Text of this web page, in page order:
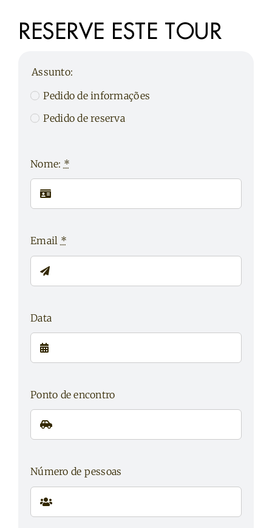
RESERVE ESTE TOUR
Assunto:
Pedido de informações
Pedido de reserva
Nome: *
Email *
Data
Ponto de encontro
Número de pessoas